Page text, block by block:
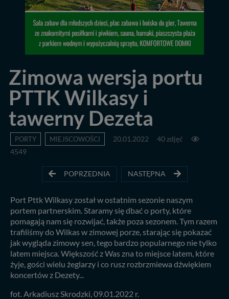
Zimowa wersja portu
PTTK Wilkasy i
tawerny Dezeta
PORTY MIEJSCOWOŚCI 20.01.2022
40 zdjęć
4549
POPRZEDNIA NASTĘPNA
Port Pttk Wilkasy został w ostatnim sezonie naszym
portem partnerskim. Staramy się dbać o porty, które
pomagają nam się rozwijać, także poza sezonem. Tym razem
trafiliśmy do Wilkas w zimowej porze, starając się pokazać
jak wygląda zimowy sen, tego bardzo popularnego nie tylko
latem miejsca. Większość z Was zna to miejsce latem, które
żyje, gości wielu żeglarzy i co rusz rozbrzmiewa dźwiękiem
koncertów z Dezety...
fot. Arkadiusz Skrodzki, 09.01.2022 r.